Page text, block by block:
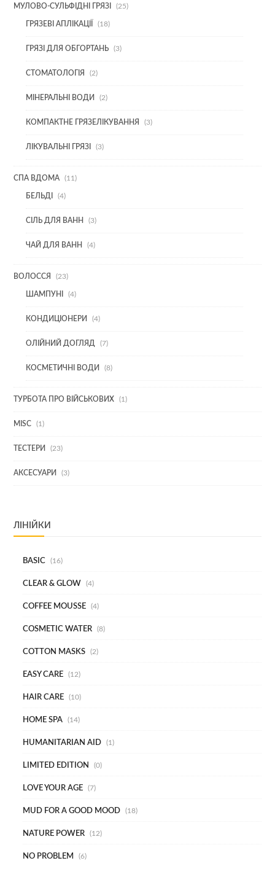
МУЛОВО-СУЛЬФІДНІ ГРЯЗІ 2525
ГРЯЗЕВІ АПЛІКАЦІЇ
1818
ГРЯЗІ ДЛЯ ОБГОРТАНЬ
33
СТОМАТОЛОГІЯ
22
МІНЕРАЛЬНІ ВОДИ
22
КОМПАКТНЕ ГРЯЗЕЛІКУВАННЯ
33
ЛІКУВАЛЬНІ ГРЯЗІ
33
СПА ВДОМА 1111
БЕЛЬДІ
44
СІЛЬ ДЛЯ ВАНН
33
ЧАЙ ДЛЯ ВАНН
44
ВОЛОССЯ 2323
ШАМПУНІ
44
КОНДИЦІОНЕРИ
44
ОЛІЙНИЙ ДОГЛЯД
77
КОСМЕТИЧНІ ВОДИ
88
ТУРБОТА ПРО ВІЙСЬКОВИХ 11
MISC
11
ТЕСТЕРИ
2323
АКСЕСУАРИ
33
ЛІНІЙКИ
BASIC 16
CLEAR & GLOW 4
COFFEE MOUSSE 4
COSMETIC WATER 8
COTTON MASKS 2
EASY CARE 12
HAIR CARE 10
HOME SPA 14
HUMANITARIAN AID 1
LIMITED EDITION 0
LOVE YOUR AGE 7
MUD FOR A GOOD MOOD 18
NATURE POWER 12
NO PROBLEM 6